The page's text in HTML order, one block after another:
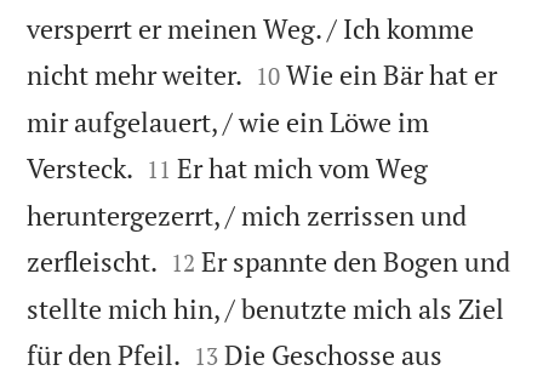
versperrt er meinen Weg. / Ich komme
nicht mehr weiter. 

10 Wie ein Bär hat er
mir aufgelauert, / wie ein Löwe im
Versteck. 

11 Er hat mich vom Weg
heruntergezerrt, / mich zerrissen und
zerfleischt. 

12 Er spannte den Bogen und
stellte mich hin, / benutzte mich als Ziel
für den Pfeil. 

13 Die Geschosse aus